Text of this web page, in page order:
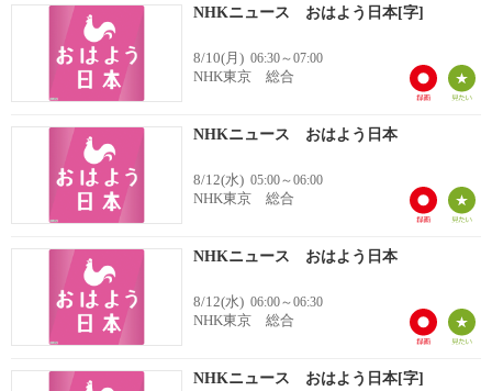
NHKニュース おはよう日本[字]
8/10(月) 06:30～07:00
NHK東京 総合
NHKニュース おはよう日本
8/12(水) 05:00～06:00
NHK東京 総合
NHKニュース おはよう日本
8/12(水) 06:00～06:30
NHK東京 総合
NHKニュース おはよう日本[字]